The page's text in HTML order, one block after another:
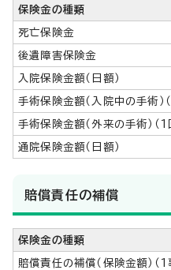
保険金の種類
死亡保険金
後遺障害保険金
入院保険金額（日額）
手術保険金額（入院中の手術）
手術保険金額（外来の手術）（1
通院保険金額（日額）
賠償責任の補償
保険金の種類
賠償責任の補償（保険金額）（1